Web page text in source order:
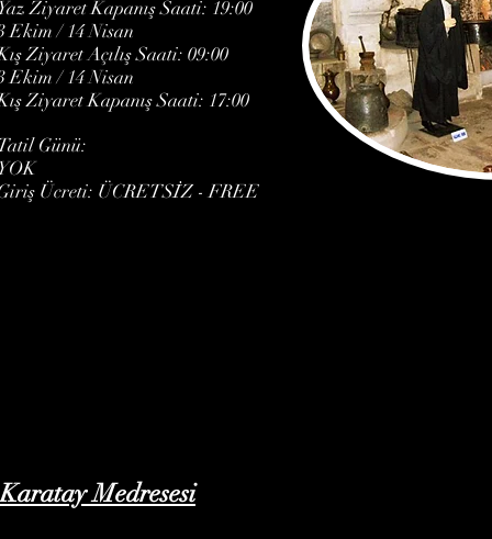
Ziyaret Kapanış Saati: 19:00
Ekim / 14 Nisan
Ziyaret Açılış Saati: 09:00
Ekim / 14 Nisan
Ziyaret Kapanış Saati: 17:00
Günü:
Ücreti: ÜCRETSİZ - FREE
Karatay Medresesi